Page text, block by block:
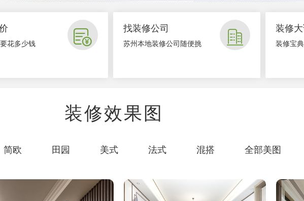
花多少钱  找装修公司
苏州本地装修公司随便挑  装修
装修宝
装修效果图
简欧 田园 美式 法式 混搭 全部美图